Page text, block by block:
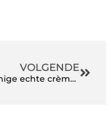
VOLGENDE
De enige echte crème tegen jeuk